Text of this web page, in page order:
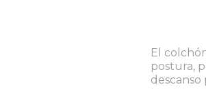
El
postura,